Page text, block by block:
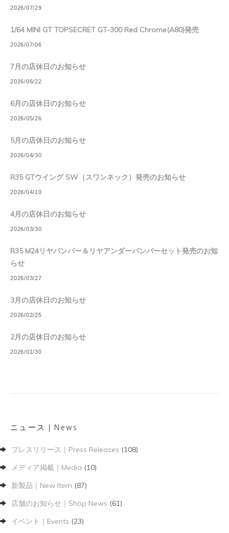
2026/07/29
1/64 MINI GT TOPSECRET GT-300 Red Chrome(A80)発売
2026/07/06
7月の店休日のお知らせ
2026/06/22
6月の店休日のお知らせ
2026/05/26
5月の店休日のお知らせ
2026/04/30
R35 GTウイング SW（スワンネック）発売のお知らせ
2026/04/10
4月の店休日のお知らせ
2026/03/30
R35 M24リヤバンパー＆リヤアンダーバンパーセット発売のお知
らせ
2026/03/27
3月の店休日のお知らせ
2026/02/25
2月の店休日のお知らせ
2026/01/30
ニュース｜News
プレスリリース｜Press Releases (108)
メディア掲載｜Media (10)
新製品｜New Item (87)
店舗のお知らせ｜Shop News (61)
イベント｜Events (23)